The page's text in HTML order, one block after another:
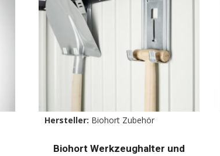
Hersteller: Biohort Zubehör
Biohort Werkzeughalter und